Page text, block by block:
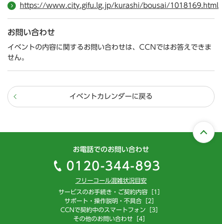
https://www.city.gifu.lg.jp/kurashi/bousai/1018169.html
お問い合わせ
イベントの内容に関するお問い合わせは、CCNではお答えできま
せん。
イベントカレンダーに戻る
お電話でのお問い合わせ
0120-344-893
フリーコール混雑状況目安
サービスのお手続き・ご契約内容［1］
サポート・操作説明・不具合［2］
CCNで契約中のスマートフォン［3］
その他のお問い合わせ［4］